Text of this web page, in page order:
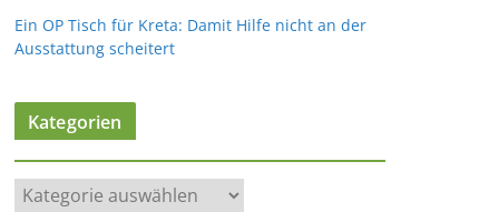
Ein OP Tisch für Kreta: Damit Hilfe nicht an der
Ausstattung scheitert
Kategorien